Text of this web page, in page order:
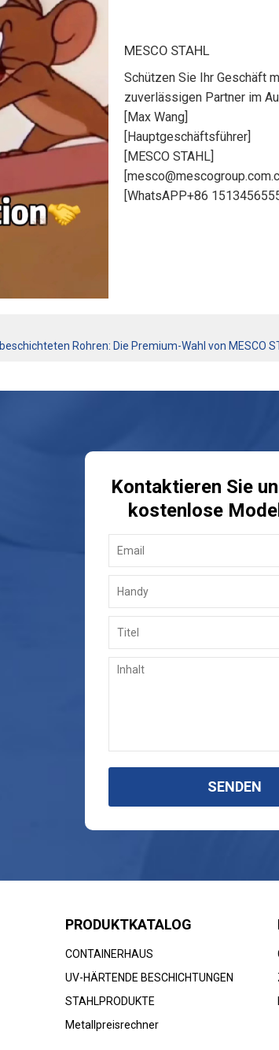
MESCO STAHL
Schützen Sie Ihr Geschäft
zuverlässigen Partner im
[Max Wang]
[Hauptgeschäftsführer]
[MESCO STAHL]
[WhatsAPP+86
Rohren: Die Premium-Wahl von MESCO
Kontaktieren Sie
kostenlose
SENDEN
PRODUKTKATALOG
CONTAINERHAUS
UV-HÄRTENDE BESCHICHTUNGEN
STAHLPRODUKTE
Metallpreisrechner